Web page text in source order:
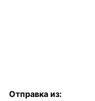
Отправка из: